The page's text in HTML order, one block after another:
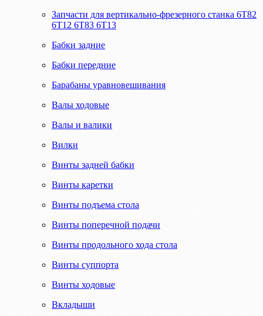
Запчасти для вертикально-фрезерного станка 6Т82
6Т12 6Т83 6Т13
Бабки задние
Бабки передние
Барабаны уравновешивания
Валы ходовые
Валы и валики
Вилки
Винты задней бабки
Винты каретки
Винты подъема стола
Винты поперечной подачи
Винты продольного хода стола
Винты суппорта
Винты ходовые
Вкладыши